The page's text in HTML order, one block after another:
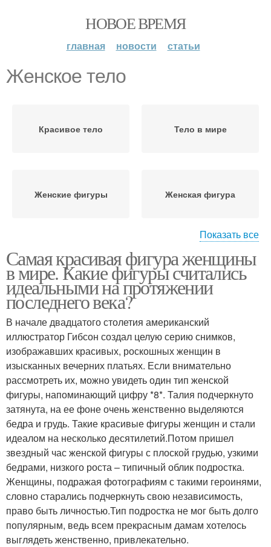
НОВОЕ ВРЕМЯ
главная новости статьи
Женское тело
Красивое тело Тело в мире
Женские фигуры Женская фигура
Полное тело
Показать все
Самая красивая фигура женщины
в мире. Какие фигуры считались
идеальными на протяжении
последнего века?
В начале двадцатого столетия американский
иллюстратор Гибсон создал целую серию снимков,
изображавших красивых, роскошных женщин в
изысканных вечерних платьях. Если внимательно
рассмотреть их, можно увидеть один тип женской
фигуры, напоминающий цифру *8*. Талия подчеркнуто
затянута, на ее фоне очень женственно выделяются
бедра и грудь. Такие красивые фигуры женщин и стали
идеалом на несколько десятилетий.Потом пришел
звездный час женской фигуры с плоской грудью, узкими
бедрами, низкого роста – типичный облик подростка.
Женщины, подражая фотографиям с такими героинями,
словно старались подчеркнуть свою независимость,
право быть личностью.Тип подростка не мог быть долго
популярным, ведь всем прекрасным дамам хотелось
выглядеть женственно, привлекательно.